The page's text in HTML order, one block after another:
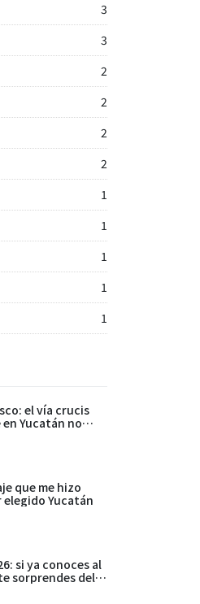
3
3
2
2
2
2
1
1
1
1
1
el vía crucis
Yucatán no
que me hizo
Yucatán
si ya conoces al
sorprendes del